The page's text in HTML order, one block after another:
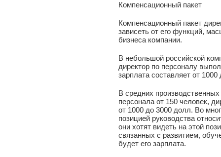
Компенсационный пакет
Компенсационный пакет
зависеть от его функций,
бизнеса компании.
В небольшой российской
директор по персоналу
зарплата составляет от
В средних
персонала от 150 человек,
от 1000 до 3000 долл. Во
позицией руководства
они хотят видеть на этой
связанных с развитием,
будет его зарплата.